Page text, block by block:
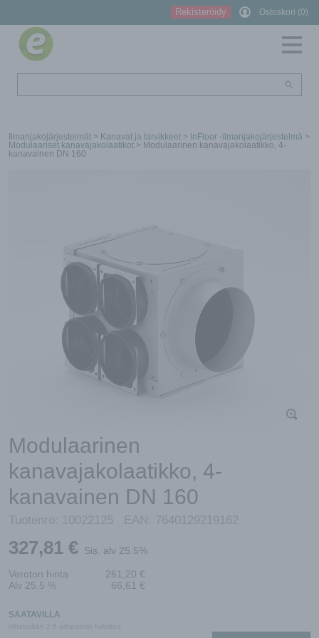
Rekisteröidy Ostoskori (0)
Ilmanjakojärjestelmät > Kanavat ja tarvikkeet > InFloor -ilmanjakojärjestelmä >
Modulaariset kanavajakolaatikot > Modulaarinen kanavajakolaatikko, 4-
kanavainen DN 160
Modulaarinen
kanavajakolaatikko, 4-
kanavainen DN 160
Tuotenro: 10022125 EAN: 7640129219162
327,81 € Sis. alv 25.5%
Veroton hinta 261,20 €
Alv 25.5 %
66,61 €
SAATAVILLA